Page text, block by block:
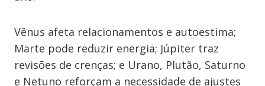
Vênus afeta relacionamentos e autoestima;
Marte pode reduzir energia; Júpiter traz
revisões de crenças; e Urano, Plutão, Saturno
e Netuno reforçam a necessidade de ajustes